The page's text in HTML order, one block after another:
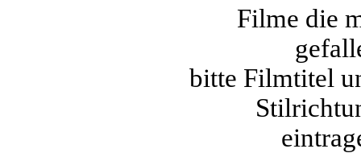
Filme die
bitte Filmtitel